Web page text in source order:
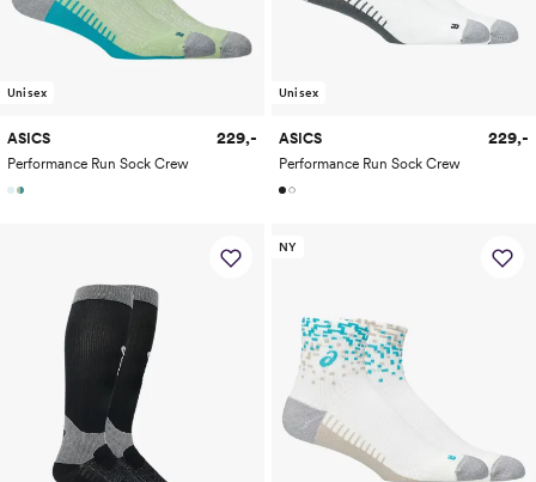
Unisex
ASICS
Performance Run Sock Crew
229,-
Unisex
ASICS
Performance Run Sock Crew
229,-
NY